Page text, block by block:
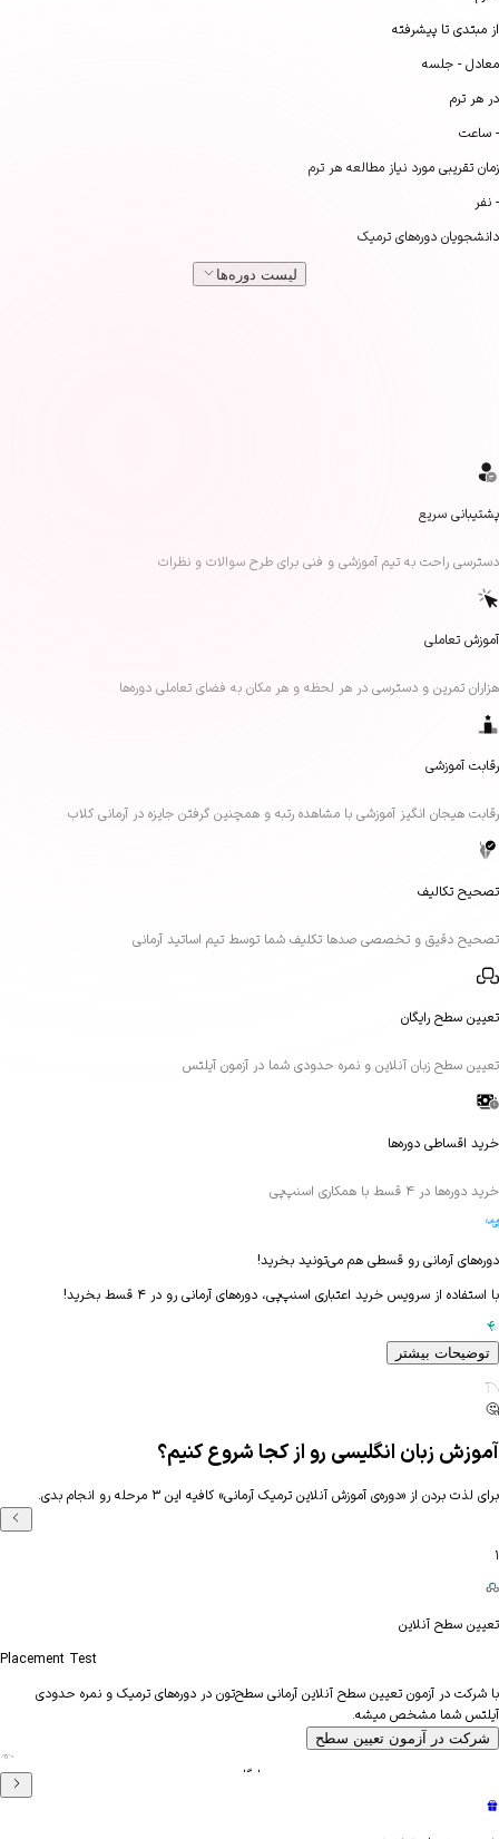
نیاز مطالعه هر ترم
ترمیک
لیست دوره‌ها
تیم آموزشی و فنی برای طرح سوالات و نظرات
دسترسی در هر لحظه و هر مکان به فضای تعاملی دوره‌ها
آموزشی با مشاهده رتبه و همچنین گرفتن جایزه در آرمانی کلاب
تخصصی صدها تکلیف شما توسط تیم اساتید آرمانی
آنلاین و نمره حدودی شما در آزمون آیلتس
رو قسطی هم می‌تونید بخرید!
خرید اعتباری اسنپ‌پی، دوره‌های آرمانی رو در ۴ قسط بخرید!
انگلیسی رو از کجا شروع کنیم؟
آموزش آنلاین ترمیک آرمانی» کافیه این ۳ مرحله رو انجام بدی.
Placement Test
تعیین سطح آنلاین آرمانی سطح‌تون در دوره‌های ترمیک و نمره حدودی
میشه.
تعیین سطح